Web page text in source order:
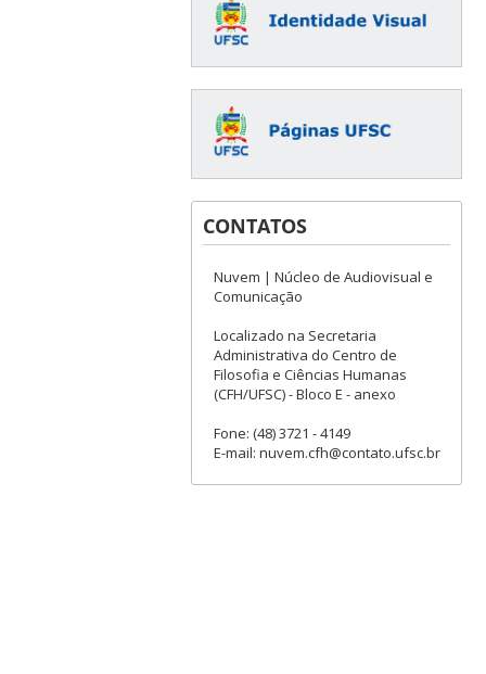
CONTATOS
Nuvem | Núcleo de Audiovisual e
Comunicação
Localizado na Secretaria
Administrativa do Centro de
Filosofia e Ciências Humanas
(CFH/UFSC) - Bloco E - anexo
Fone: (48) 3721 - 4149
E-mail: nuvem.cfh@contato.ufsc.br